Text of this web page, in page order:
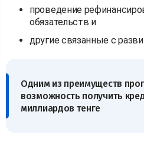
проведение
обязательств и
другие связанные с
Одним из преимуществ
возможность получить
миллиардов тенге